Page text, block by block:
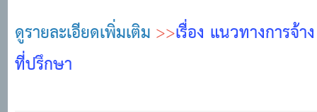
ดูรายละเอียดเพิ่มเติม >>เรื่อง แนวทางการจ้าง
ที่ปรึกษา